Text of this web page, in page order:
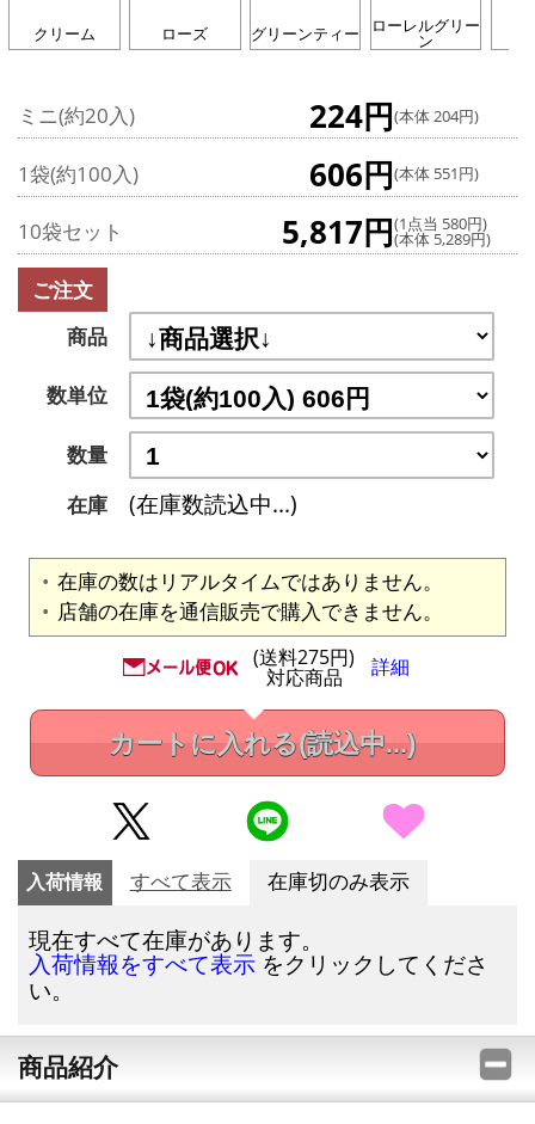
クリーム ローズ グリーンティー ローレルグリー
ン
ミニ(約20入) 224円(本体 204円)
1袋(約100入) 606円(本体 551円)
10袋セット 5,817円(1点当 580円)
(本体 5,289円)
ご注文
商品
数単位
数量
在庫
(在庫数読込中...)
在庫の数はリアルタイムではありません。
店舗の在庫を通信販売で購入できません。
(送料275円)
対応商品 詳細
カートに入れる(読込中...)
入荷情報 すべて表示 在庫切のみ表示
現在すべて在庫があります。
入荷情報をすべて表示 をクリックしてくださ
い。
商品紹介